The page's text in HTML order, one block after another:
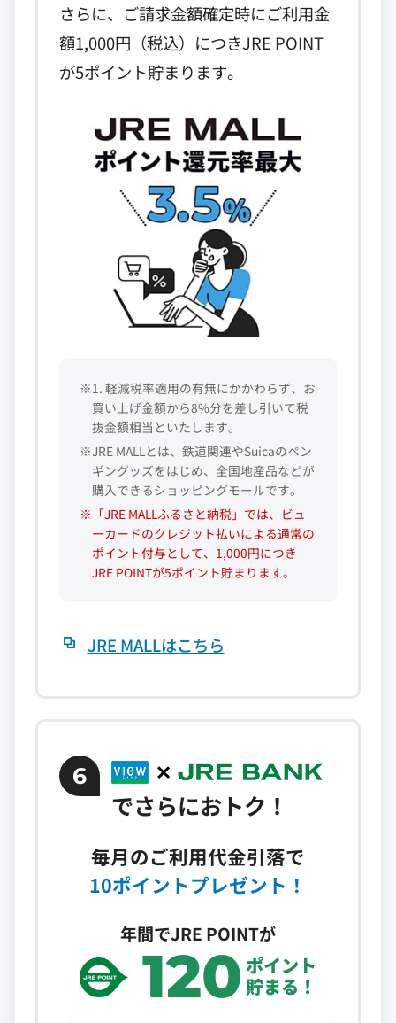
さらに、ご請求金額確定時にご利用金
額1,000円（税込）につきJRE POINT
が5ポイント貯まります。
※1. 軽減税率適用の有無にかかわらず、お
買い上げ金額から8%分を差し引いて税
抜金額相当といたします。
※JRE MALLとは、鉄道関連やSuicaのペン
ギングッズをはじめ、全国地産品などが
購入できるショッピングモールです。
※「JRE MALLふるさと納税」では、ビュ
ーカードのクレジット払いによる通常の
ポイント付与として、1,000円につき
JRE POINTが5ポイント貯まります。
JRE MALLはこちら
6
でさらにおトク！
毎月のご利用代金引落で
10ポイントプレゼント！
年間でJRE POINTが
120 ポイント
貯まる！